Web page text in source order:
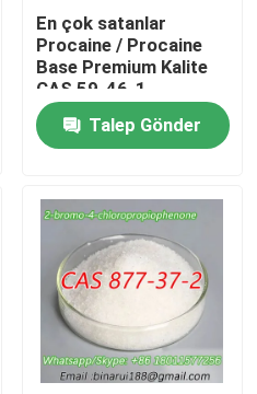
En çok satanlar
Procaine / Procaine
Base Premium Kalite
CAS 59-46-1
Talep Gönder